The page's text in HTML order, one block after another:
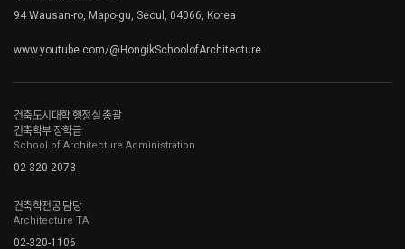
94 Wausan-ro, Mapo-gu, Seoul, 04066, Korea
www.youtube.com/@HongikSchoolofArchitecture
건축도시대학 행정실 총괄
건축학부 장학금
School of Architecture Administration
02-320-2073
건축학전공 담당
Architecture TA
02-320-1106